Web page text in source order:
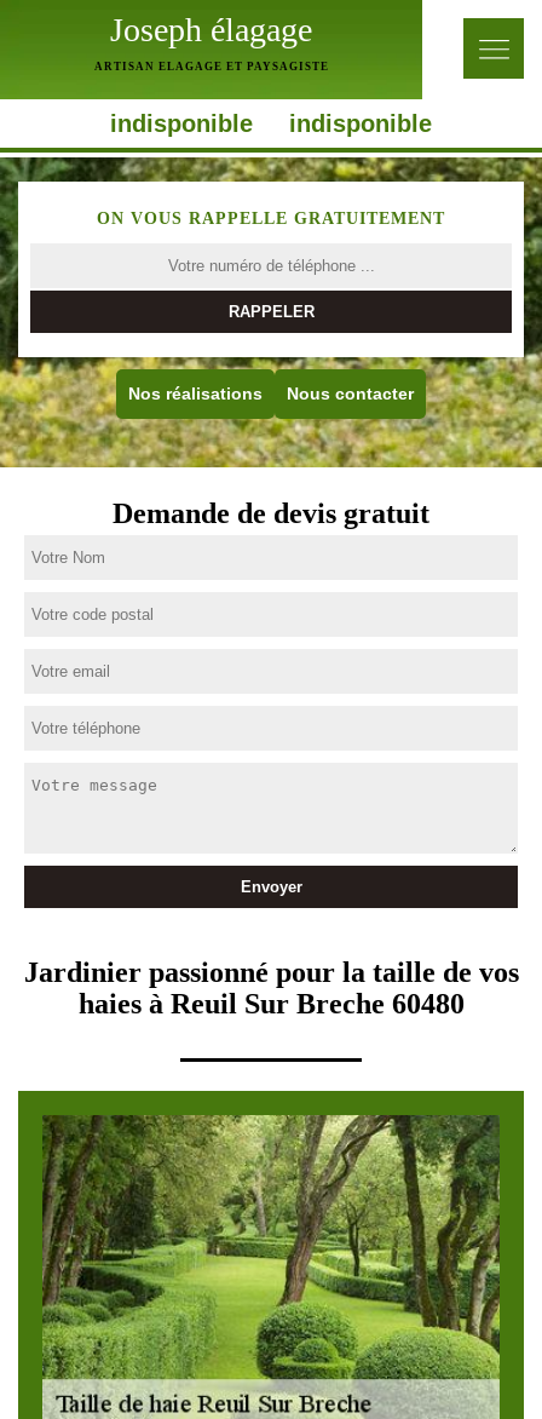
Joseph élagage
ARTISAN ELAGAGE ET PAYSAGISTE
indisponible indisponible
ON VOUS RAPPELLE GRATUITEMENT
Nos réalisations Nous contacter
Demande de devis gratuit
Jardinier passionné pour la taille de vos
haies à Reuil Sur Breche 60480